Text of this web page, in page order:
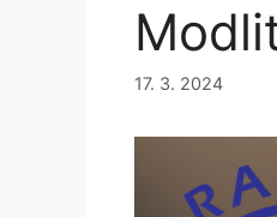
17. 3. 2024